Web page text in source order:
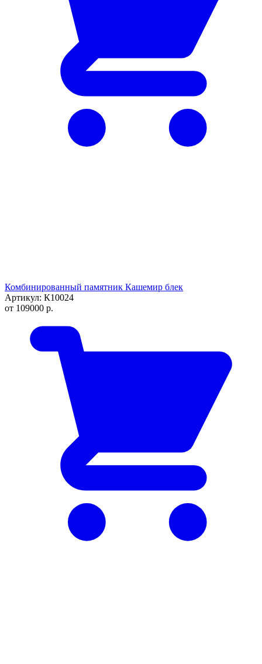
Комбинированный памятник Кашемир блек
Артикул: К10024
от 109000 р.